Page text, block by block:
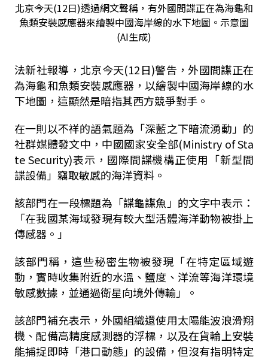
北京今天(12日)透過網文聲稱，有外國間諜正在為海龜和
魚類安裝感應器來繪製中國海岸線的水下地圖。示意圖
(AI生成)
法新社報導，北京今天(12日)警告，外國間諜正在
為海龜和魚類安裝感應器，以繪製中國海岸線的水
下地圖，這顯然是暗指其西方競爭對手。
在一則以不祥的語氣題為「深藍之下暗流湧動」的
社群媒體發文中，中國國家安全部(Ministry of Sta
te Security)表示，國際間諜機構正使用「新型間
諜設備」竊取敏感的海洋資料。
該部門在一段標題為「諜龜諜魚」的文字中表示：
「在我國某海域發現有較大型活體海洋動物被掛上
傳感器。」
該部門稱，這些秘密生物被發現「在特定區域遊
動，實時收集附近的水溫、鹽度、洋流等海洋環境
敏感數據，並通過衛星向境外傳輸」。
該部門補充表示，外國組織還使用太陽能波浪滑翔
機、配備高精度感測器的浮標，以及在貨輪上安裝
能捕捉即時「港口動態」的設備，但沒有指明特定